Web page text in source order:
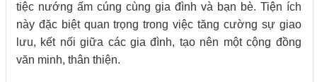
tiệc nướng ấm cúng cùng gia đình và bạn bè. Tiện ích
này đặc biệt quan trọng trong việc tăng cường sự giao
lưu, kết nối giữa các gia đình, tạo nên một cộng đồng
văn minh, thân thiện.